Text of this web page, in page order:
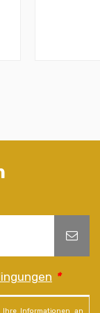
*
Ihre Informationen an